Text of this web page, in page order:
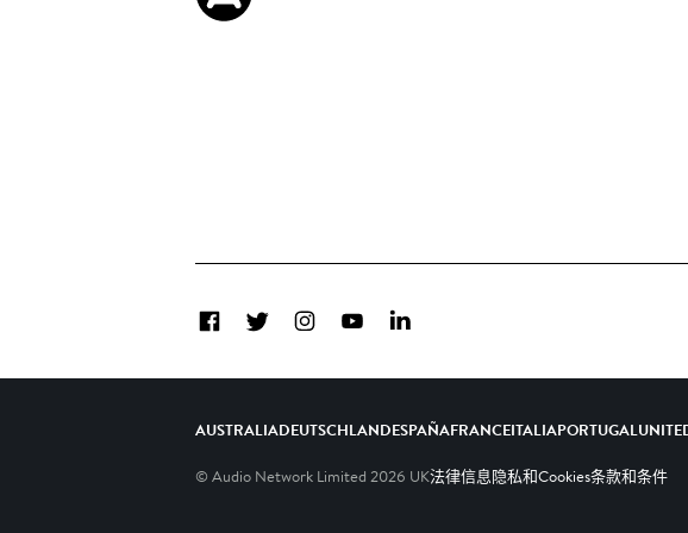
FacebookTwitterInstagramYouTubeLinkedIn
AUSTRALIADEUTSCHLANDESPAÑAFRANCEITALIAPORTUGAL
© Audio Network Limited 2026 UK法律信息隐私和Cookies条款和条件